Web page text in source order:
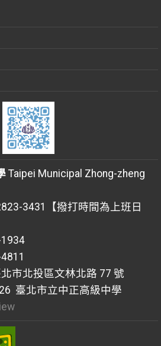
Taipei Municipal Zhong-zheng
3431【撥打時間為上班日
市北投區文林北路 77 號
臺北市立中正高級中學